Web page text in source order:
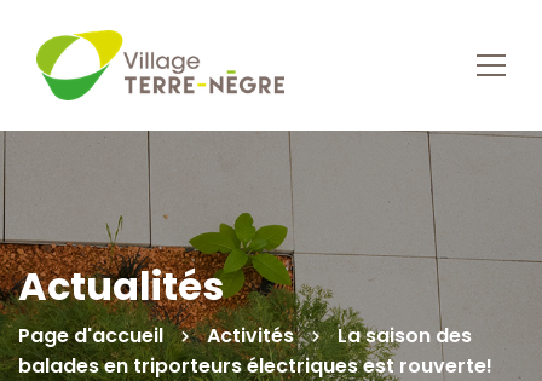
Actualités
Page d'accueil Activités
La saison des
balades en triporteurs électriques est rouverte!